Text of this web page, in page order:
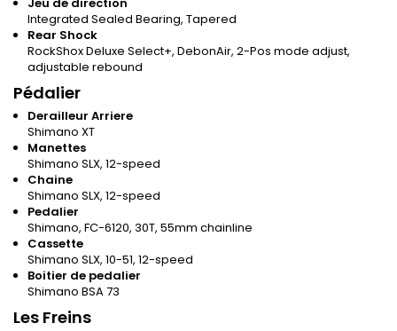
Integrated Sealed Bearing, Tapered
Rear Shock
RockShox Deluxe Select+, DebonAir, 2-Pos mode adjust,
adjustable rebound
Pédalier
Derailleur Arriere
Shimano XT
Manettes
Shimano SLX, 12-speed
Chaine
Shimano SLX, 12-speed
Pedalier
Shimano, FC-6120, 30T, 55mm chainline
Cassette
Shimano SLX, 10-51, 12-speed
Boitier de pedalier
Shimano BSA 73
Les Freins